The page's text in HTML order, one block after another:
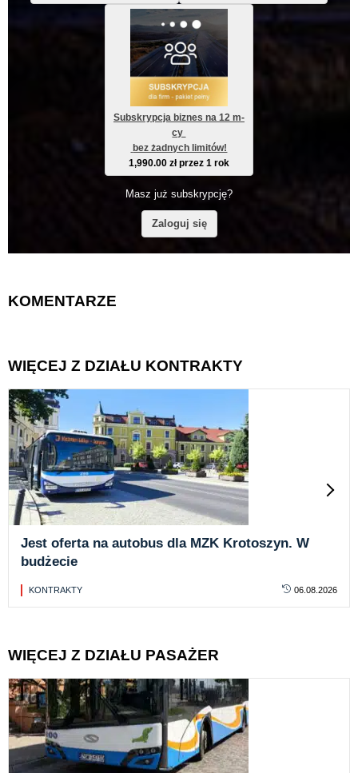
Subskrypcja biznes na 12 m-
cy
bez żadnych limitów!
1,990.00 zł przez 1 rok
Masz już subskrypcję?
Zaloguj się
KOMENTARZE
WIĘCEJ Z DZIAŁU KONTRAKTY
Jest oferta na autobus dla MZK Krotoszyn. W
budżecie
KONTRAKTY 06.08.2026
WIĘCEJ Z DZIAŁU PASAŻER